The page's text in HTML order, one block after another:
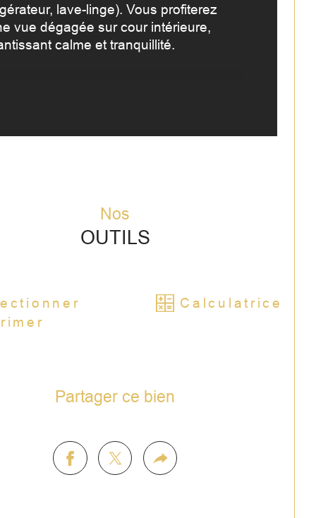
lave-linge). Vous profiterez
vue dégagée sur cour intérieure,
calme et tranquillité.
Résidence sécurisée avec ascenseur
Très bon DPE : C / A
à prévoir
de copropriété : 1 038 €/an
foncière : 665 €
Nos
OUTILS
Calculatrice
Partager ce bien